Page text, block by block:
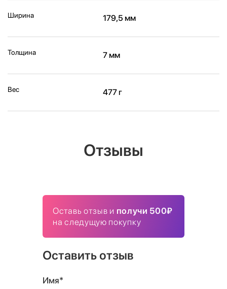
Ширина 179,5 мм
Толщина 7 мм
Вес 477 г
Отзывы
Оставь отзыв и получи 500₽
на следущую покупку
Оставить отзыв
Имя*